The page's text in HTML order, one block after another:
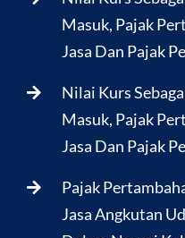
Masuk, Pajak
Jasa Dan Pajak
Nilai Kurs
Masuk, Pajak
Jasa Dan Pajak
Pajak
Jasa Angkutan